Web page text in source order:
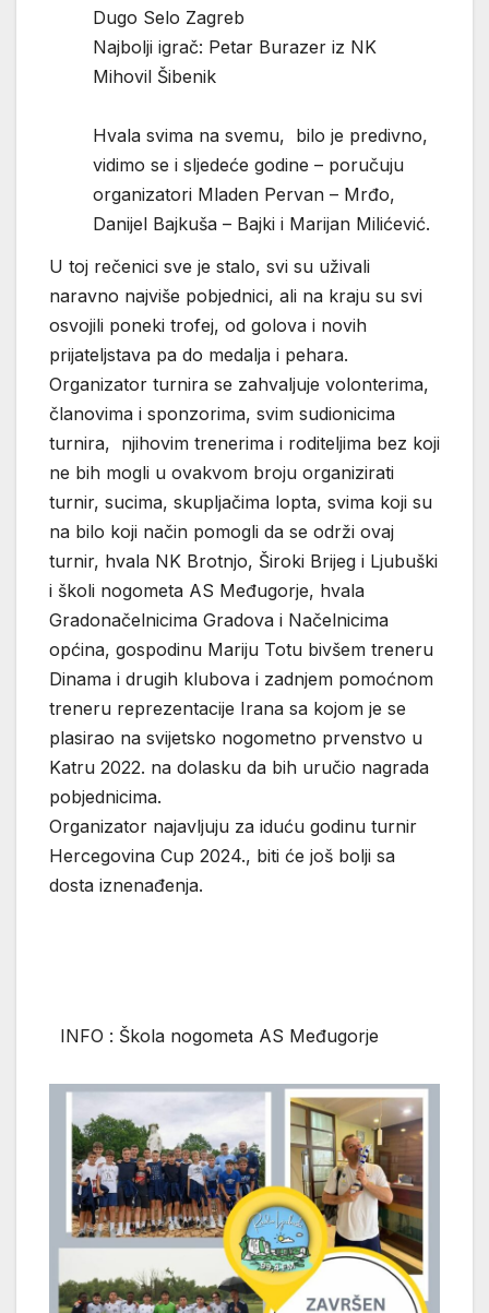
Dugo Selo Zagreb
Najbolji igrač: Petar Burazer iz NK
Mihovil Šibenik
Hvala svima na svemu, bilo je predivno,
vidimo se i sljedeće godine – poručuju
organizatori Mladen Pervan – Mrđo,
Danijel Bajkuša – Bajki i Marijan Milićević.
U toj rečenici sve je stalo, svi su uživali
naravno najviše pobjednici, ali na kraju su svi
osvojili poneki trofej, od golova i novih
prijateljstava pa do medalja i pehara.
Organizator turnira se zahvaljuje volonterima,
članovima i sponzorima, svim sudionicima
turnira, njihovim trenerima i roditeljima bez koji
ne bih mogli u ovakvom broju organizirati
turnir, sucima, skupljačima lopta, svima koji su
na bilo koji način pomogli da se održi ovaj
turnir, hvala NK Brotnjo, Široki Brijeg i Ljubuški
i školi nogometa AS Međugorje, hvala
Gradonačelnicima Gradova i Načelnicima
općina, gospodinu Mariju Totu bivšem treneru
Dinama i drugih klubova i zadnjem pomoćnom
treneru reprezentacije Irana sa kojom je se
plasirao na svijetsko nogometno prvenstvo u
Katru 2022. na dolasku da bih uručio nagrada
pobjednicima.
Organizator najavljuju za iduću godinu turnir
Hercegovina Cup 2024., biti će još bolji sa
dosta iznenađenja.
INFO : Škola nogometa AS Međugorje